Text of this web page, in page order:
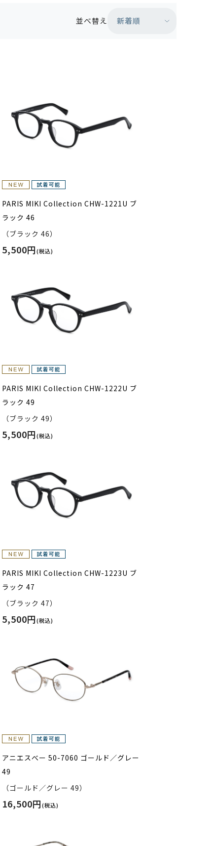
並べ替え 新着順
PARIS MIKI Collection CHW-1221U ブ
ラック 46
（ブラック 46）
5,500円(税込)
PARIS MIKI Collection CHW-1222U ブ
ラック 49
（ブラック 49）
5,500円(税込)
PARIS MIKI Collection CHW-1223U ブ
ラック 47
（ブラック 47）
5,500円(税込)
アニエスべー 50-7060 ゴールド／グレー
49
（ゴールド／グレー 49）
16,500円(税込)